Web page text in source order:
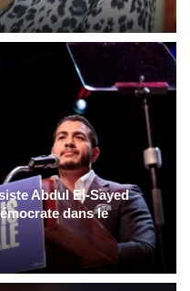
Abdul El-Sayed
dans le